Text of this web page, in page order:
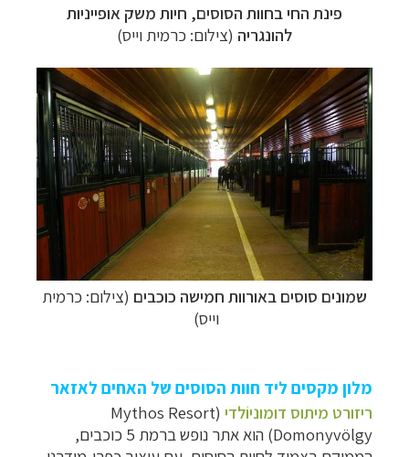
פינת החי בחוות הסוסים, חיות משק אופייניות
להונגריה (צילום: כרמית וייס)
שמונים סוסים באורוות חמישה כוכבים (צילום: כרמית
וייס)
מלון מקסים ליד חוות הסוסים של האחים לאזאר
ריזורט מיתוס דומוניוֹלדי (Mythos Resort
Domonyvölgy) הוא אתר נופש ברמת 5 כוכבים,